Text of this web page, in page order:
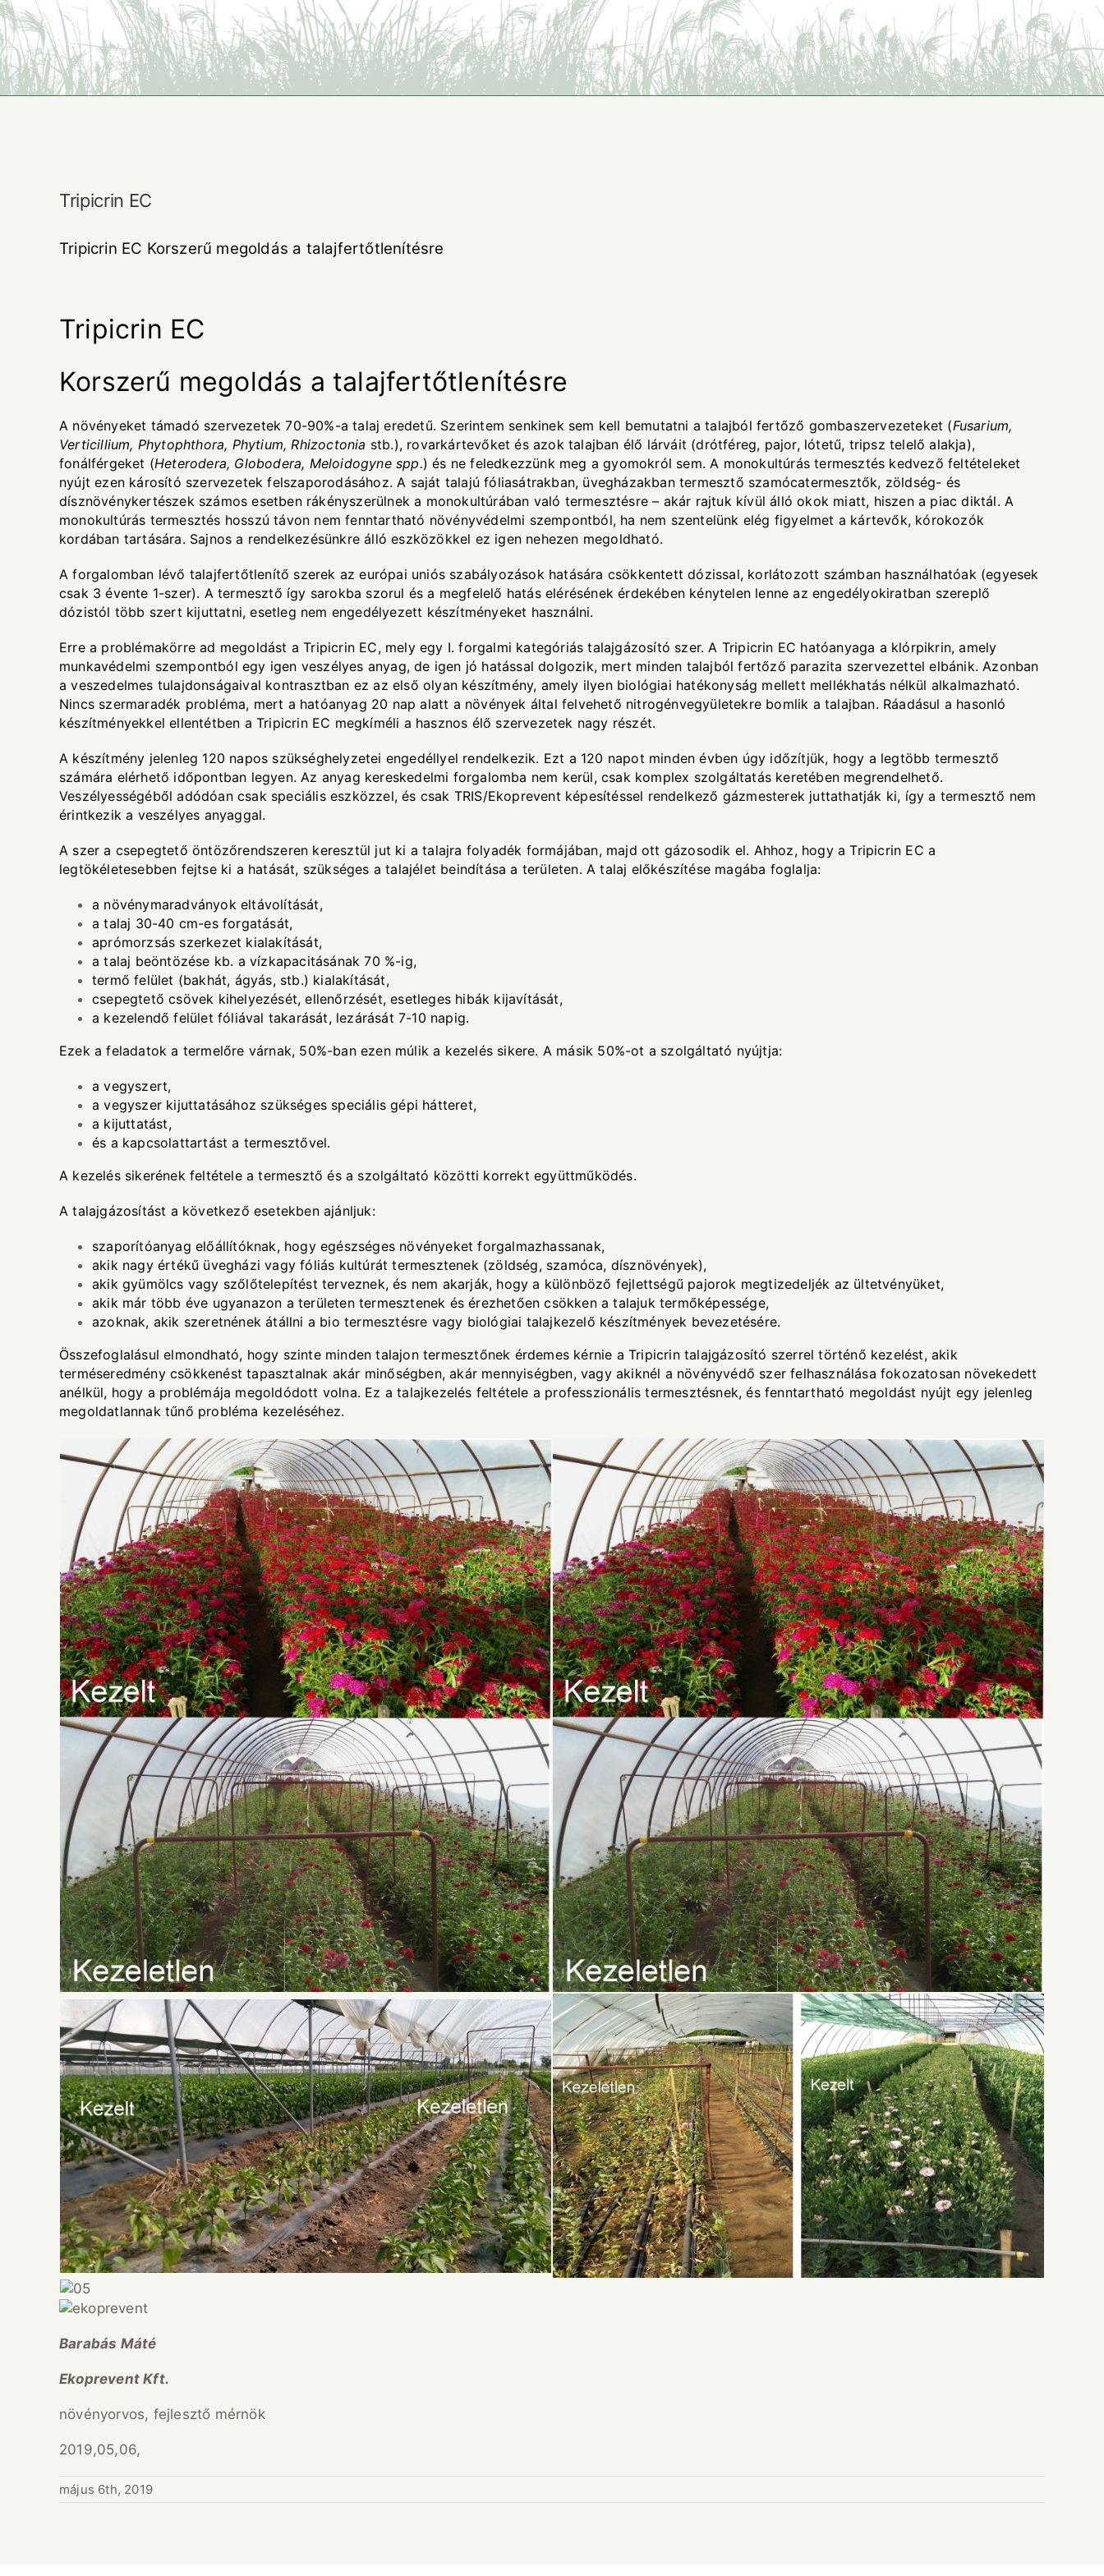
Tripicrin EC
Tripicrin EC Korszerű megoldás a talajfertőtlenítésre
Tripicrin EC
Korszerű megoldás a talajfertőtlenítésre
A növényeket támadó szervezetek 70-90%-a talaj eredetű. Szerintem senkinek sem kell bemutatni a talajból fertőző gombaszervezeteket (Fusarium,
Verticillium, Phytophthora, Phytium, Rhizoctonia stb.), rovarkártevőket és azok talajban élő lárváit (drótféreg, pajor, lótetű, tripsz telelő alakja),
fonálférgeket (Heterodera, Globodera, Meloidogyne spp.) és ne feledkezzünk meg a gyomokról sem. A monokultúrás termesztés kedvező feltételeket
nyújt ezen károsító szervezetek felszaporodásához. A saját talajú fóliasátrakban, üvegházakban termesztő szamócatermesztők, zöldség- és
dísznövénykertészek számos esetben rákényszerülnek a monokultúrában való termesztésre – akár rajtuk kívül álló okok miatt, hiszen a piac diktál. A
monokultúrás termesztés hosszú távon nem fenntartható növényvédelmi szempontból, ha nem szentelünk elég figyelmet a kártevők, kórokozók
kordában tartására. Sajnos a rendelkezésünkre álló eszközökkel ez igen nehezen megoldható.
A forgalomban lévő talajfertőtlenítő szerek az európai uniós szabályozások hatására csökkentett dózissal, korlátozott számban használhatóak (egyesek
csak 3 évente 1-szer). A termesztő így sarokba szorul és a megfelelő hatás elérésének érdekében kénytelen lenne az engedélyokiratban szereplő
dózistól több szert kijuttatni, esetleg nem engedélyezett készítményeket használni.
Erre a problémakörre ad megoldást a Tripicrin EC, mely egy I. forgalmi kategóriás talajgázosító szer. A Tripicrin EC hatóanyaga a klórpikrin, amely
munkavédelmi szempontból egy igen veszélyes anyag, de igen jó hatással dolgozik, mert minden talajból fertőző parazita szervezettel elbánik. Azonban
a veszedelmes tulajdonságaival kontrasztban ez az első olyan készítmény, amely ilyen biológiai hatékonyság mellett mellékhatás nélkül alkalmazható.
Nincs szermaradék probléma, mert a hatóanyag 20 nap alatt a növények által felvehető nitrogénvegyületekre bomlik a talajban. Ráadásul a hasonló
készítményekkel ellentétben a Tripicrin EC megkíméli a hasznos élő szervezetek nagy részét.
A készítmény jelenleg 120 napos szükséghelyzetei engedéllyel rendelkezik. Ezt a 120 napot minden évben úgy időzítjük, hogy a legtöbb termesztő
számára elérhető időpontban legyen. Az anyag kereskedelmi forgalomba nem kerül, csak komplex szolgáltatás keretében megrendelhető.
Veszélyességéből adódóan csak speciális eszközzel, és csak TRIS/Ekoprevent képesítéssel rendelkező gázmesterek juttathatják ki, így a termesztő nem
érintkezik a veszélyes anyaggal.
A szer a csepegtető öntözőrendszeren keresztül jut ki a talajra folyadék formájában, majd ott gázosodik el. Ahhoz, hogy a Tripicrin EC a
legtökéletesebben fejtse ki a hatását, szükséges a talajélet beindítása a területen. A talaj előkészítése magába foglalja:
a növénymaradványok eltávolítását,
a talaj 30-40 cm-es forgatását,
aprómorzsás szerkezet kialakítását,
a talaj beöntözése kb. a vízkapacitásának 70 %-ig,
termő felület (bakhát, ágyás, stb.) kialakítását,
csepegtető csövek kihelyezését, ellenőrzését, esetleges hibák kijavítását,
a kezelendő felület fóliával takarását, lezárását 7-10 napig.
Ezek a feladatok a termelőre várnak, 50%-ban ezen múlik a kezelés sikere. A másik 50%-ot a szolgáltató nyújtja:
a vegyszert,
a vegyszer kijuttatásához szükséges speciális gépi hátteret,
a kijuttatást,
és a kapcsolattartást a termesztővel.
A kezelés sikerének feltétele a termesztő és a szolgáltató közötti korrekt együttműködés.
A talajgázosítást a következő esetekben ajánljuk:
szaporítóanyag előállítóknak, hogy egészséges növényeket forgalmazhassanak,
akik nagy értékű üvegházi vagy fóliás kultúrát termesztenek (zöldség, szamóca, dísznövények),
akik gyümölcs vagy szőlőtelepítést terveznek, és nem akarják, hogy a különböző fejlettségű pajorok megtizedeljék az ültetvényüket,
akik már több éve ugyanazon a területen termesztenek és érezhetően csökken a talajuk termőképessége,
azoknak, akik szeretnének átállni a bio termesztésre vagy biológiai talajkezelő készítmények bevezetésére.
Összefoglalásul elmondható, hogy szinte minden talajon termesztőnek érdemes kérnie a Tripicrin talajgázosító szerrel történő kezelést, akik
terméseredmény csökkenést tapasztalnak akár minőségben, akár mennyiségben, vagy akiknél a növényvédő szer felhasználása fokozatosan növekedett
anélkül, hogy a problémája megoldódott volna. Ez a talajkezelés feltétele a professzionális termesztésnek, és fenntartható megoldást nyújt egy jelenleg
megoldatlannak tűnő probléma kezeléséhez.
Barabás Máté
Ekoprevent Kft.
növényorvos, fejlesztő mérnök
2019,05,06,
május 6th, 2019